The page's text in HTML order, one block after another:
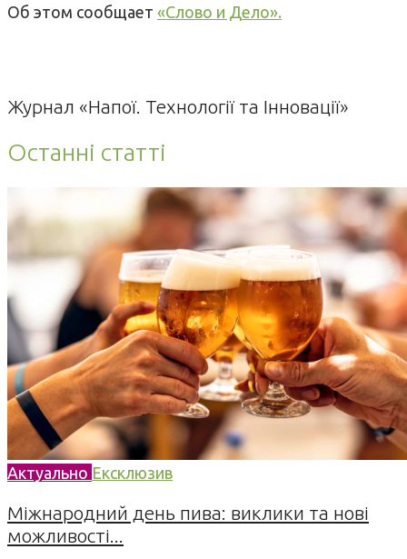
Об этом сообщает «Слово и Дело».
Журнал «Напої. Технології та Інновації»
Останні статті
Актуально Ексклюзив
Міжнародний день пива: виклики та нові
можливості...